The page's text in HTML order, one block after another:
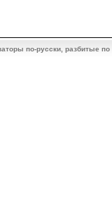
по-русски, разбитые